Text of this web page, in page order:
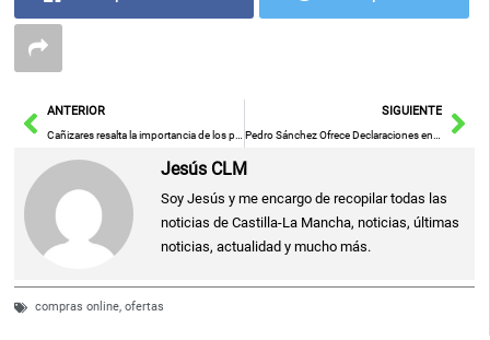
AntANTERIOR
Cañizares resalta la importancia de los premios SER: «No solo ponen en valor trayectorias ejemplares, sino que también fortalecen el tejido social y cultural de Ciudad Real».
SIGUIENTE
Pedro Sánchez Ofrece Declaraciones en Vivo Luego del Encuentro en el Consejo Europeo
Jesús CLM
Soy Jesús y me encargo de recopilar todas las
noticias de Castilla-La Mancha, noticias, últimas
noticias, actualidad y mucho más.
compras online,ofertas